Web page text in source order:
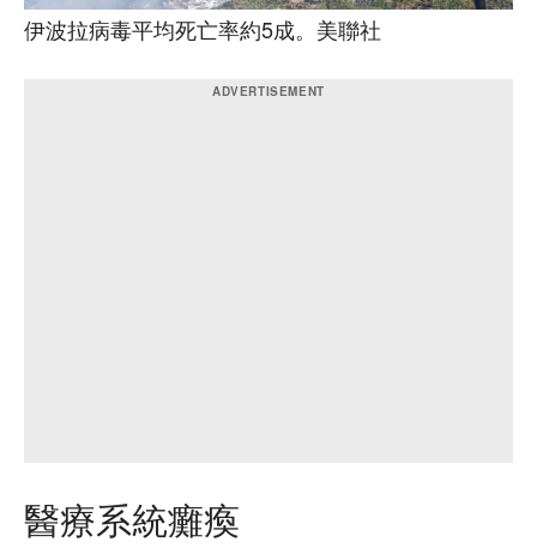
伊波拉病毒平均死亡率約5成。美聯社
醫療系統癱瘓